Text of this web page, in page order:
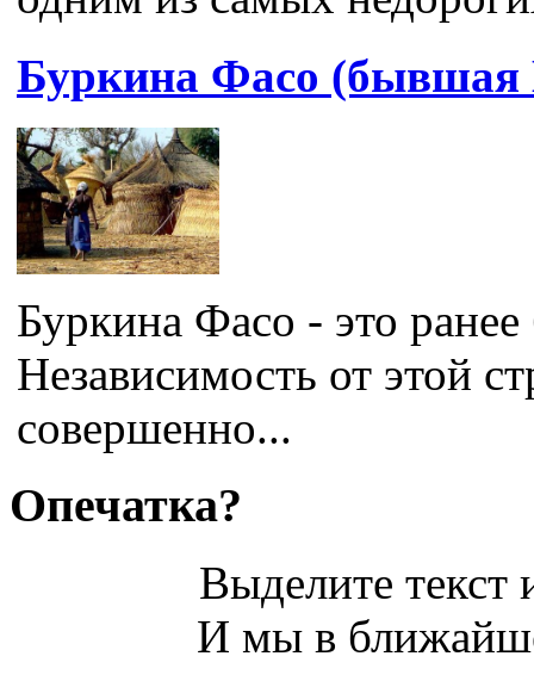
Буркина Фасо (бывшая
Буркина Фасо - это
Независимость от этой
совершенно...
Опечатка?
Выделите
И мы в